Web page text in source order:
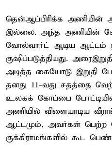
தென்ஆப்பிரிக்க அணியின்
இல்லை. அந்த அணியின்
வோல்வார்ட் ஆடிய ஆட்டம்
குஷிப்படுத்தியது.
அடித்த கையோடு இறுதி
தனது 11-வது சதத்தை
உலகக் கோப்பை
அணியில் விளையாடிய
ஆட்டமும், அவர்கள் பெற்ற
குக்கிராமங்களில் கூட